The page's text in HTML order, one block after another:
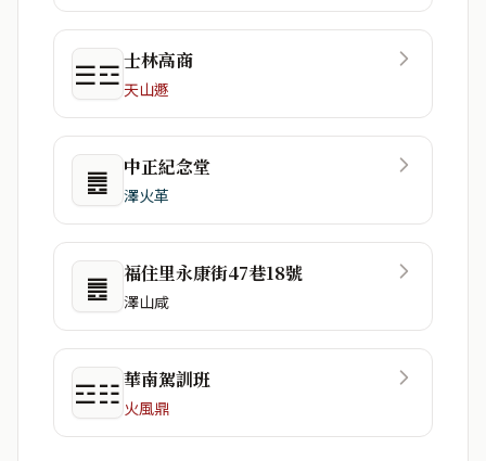
☰☲士林高商
天山遯
䷌ 中正紀念堂
澤火革
䷌ 福住里永康街47巷18號
澤山咸
☲☷華南駕訓班
火風鼎